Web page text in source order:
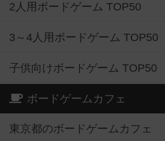
2人用ボードゲーム TOP50
3～4人用ボードゲーム TOP50
子供向けボードゲーム TOP50
ボードゲームカフェ
東京都のボードゲームカフェ